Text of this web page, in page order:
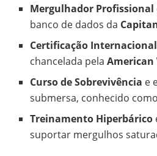
Mergulhador Profissional
banco de dados da
Certificação
chancelada pelaAmerican
Curso de Sobrevivência e
submersa, conhecido como
Treinamento Hiperbárico
suportar mergulhos